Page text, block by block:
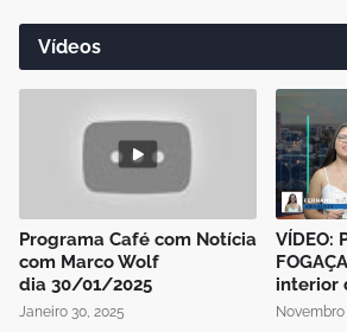
Vídeos
Programa Café com Notícia
com Marco Wolf
dia 30/01/2025
Janeiro 30, 2025
VÍDEO:
interior
Novembro